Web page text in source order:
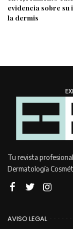
evidencia sobre su
la dermis
Tu revista
Dermatología
AVISO LEGAL